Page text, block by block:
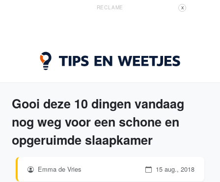
RECLAME X
Gooi deze 10 dingen vandaag
nog weg voor een schone en
opgeruimde slaapkamer
Emma de Vries 15 aug., 2018